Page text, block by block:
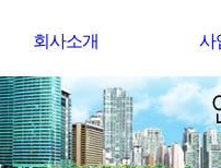
회사소개 사